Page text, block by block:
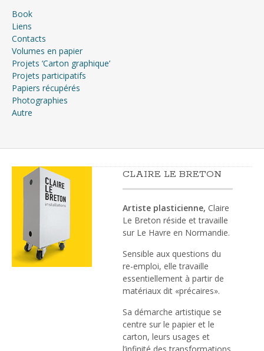
Book
Liens
Contacts
Volumes en papier
Projets ‘Carton graphique’
Projets participatifs
Papiers récupérés
Photographies
Autre
CLAIRE LE BRETON
Artiste plasticienne, Claire
Le Breton réside et travaille
sur Le Havre en Normandie.
Sensible aux questions du
re-emploi, elle travaille
essentiellement à partir de
matériaux dit «précaires».
Sa démarche artistique se
centre sur le papier et le
carton, leurs usages et